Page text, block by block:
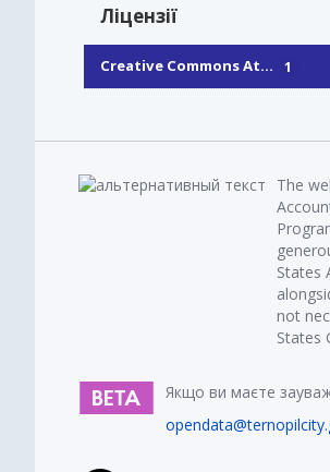
Ліцензії
Creative Commons At... 1
The
States
not
States
Якщо ви маєте